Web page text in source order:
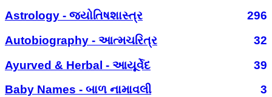
Astrology - જ્યોતિષશાસ્ત્ર
296
Autobiography - આત્મચરિત્ર
32
Ayurved & Herbal - આયૂર્વેદ
39
Baby Names - બાળ નામાવલી
3